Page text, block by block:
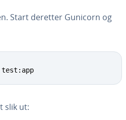
Start deretter Gunicorn og
test:app
slik ut: